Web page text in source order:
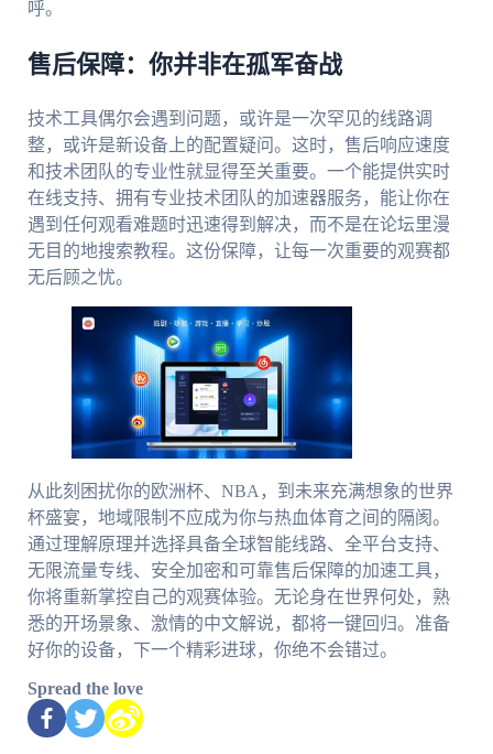
呼。
售后保障：你并非在孤军奋战
技术工具偶尔会遇到问题，或许是一次罕见的线路调
整，或许是新设备上的配置疑问。这时，售后响应速度
和技术团队的专业性就显得至关重要。一个能提供实时
在线支持、拥有专业技术团队的加速器服务，能让你在
遇到任何观看难题时迅速得到解决，而不是在论坛里漫
无目的地搜索教程。这份保障，让每一次重要的观赛都
无后顾之忧。
从此刻困扰你的欧洲杯、NBA，到未来充满想象的世界
杯盛宴，地域限制不应成为你与热血体育之间的隔阂。
通过理解原理并选择具备全球智能线路、全平台支持、
无限流量专线、安全加密和可靠售后保障的加速工具，
你将重新掌控自己的观赛体验。无论身在世界何处，熟
悉的开场景象、激情的中文解说，都将一键回归。准备
好你的设备，下一个精彩进球，你绝不会错过。
Spread the love